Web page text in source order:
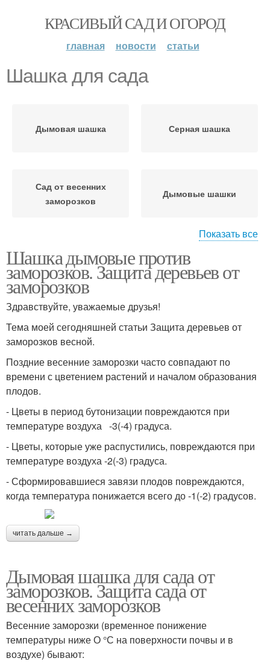
КРАСИВЫЙ САД И ОГОРОД
главная новости статьи
Шашка для сада
Дымовая шашка Серная шашка
Сад от весенних
заморозков
Дымовые шашки
Шашки от заморозков Военная шашка
Показать все
Шашка дымовые против
заморозков. Защита деревьев от
заморозков
Здравствуйте, уважаемые друзья!
Тема моей сегодняшней статьи Защита деревьев от
заморозков весной.
Поздние весенние заморозки часто совпадают по
времени с цветением растений и началом образования
плодов.
- Цветы в период бутонизации повреждаются при
температуре воздуха -3(-4) градуса.
- Цветы, которые уже распустились, повреждаются при
температуре воздуха -2(-3) градуса.
- Сформировавшиеся завязи плодов повреждаются,
когда температура понижается всего до -1(-2) градусов.
читать дальше →
Дымовая шашка для сада от
заморозков. Защита сада от
весенних заморозков
Весенние заморозки (временное понижение
температуры ниже О °С на поверхности почвы и в
воздухе) бывают: